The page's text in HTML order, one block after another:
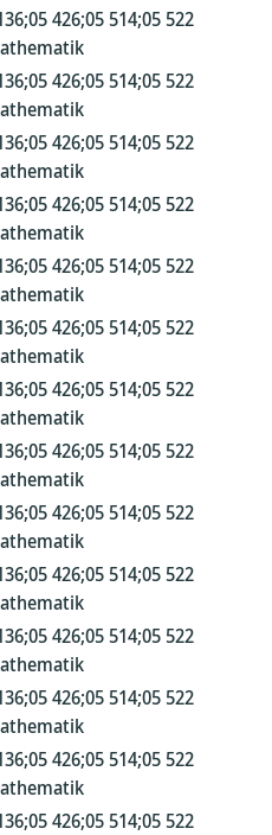
426;05 514;05 522
426;05 514;05 522
426;05 514;05 522
426;05 514;05 522
426;05 514;05 522
426;05 514;05 522
426;05 514;05 522
426;05 514;05 522
426;05 514;05 522
426;05 514;05 522
426;05 514;05 522
426;05 514;05 522
426;05 514;05 522
426;05 514;05 522